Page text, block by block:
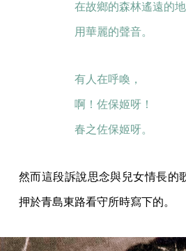
在故鄉的森林遙遠的地
用華麗的聲音。
有人在呼喚，
啊！佐保姬呀！
春之佐保姬呀。
然而這段訴說思念與兒女情長的
押於青島東路看守所時寫下的。